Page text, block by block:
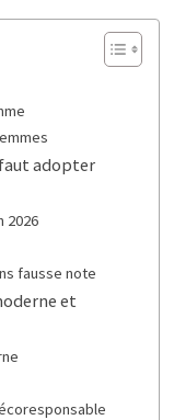
faut adopter
2026
fausse note
et